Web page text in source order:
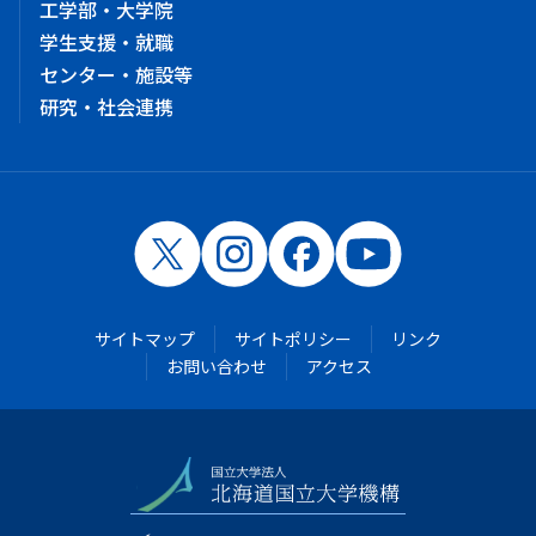
工学部・大学院
学生支援・就職
センター・施設等
研究・社会連携
サイトマップ サイトポリシー
リンク
お問い合わせ
アクセス